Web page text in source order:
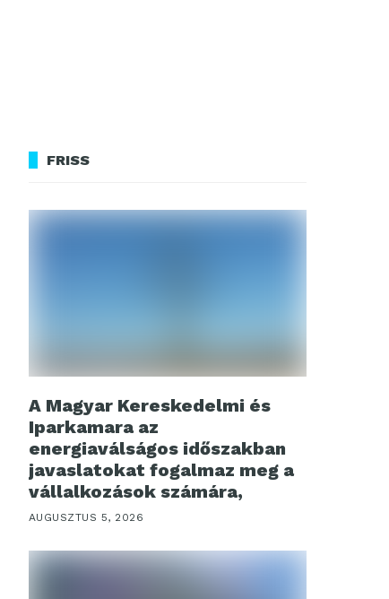
FRISS
A Magyar Kereskedelmi és
Iparkamara az
energiaválságos időszakban
javaslatokat fogalmaz meg a
vállalkozások számára,
AUGUSZTUS 5, 2026